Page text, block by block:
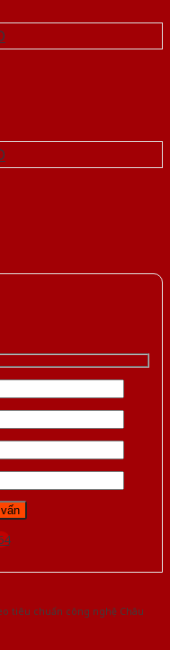
tiêu chuẩn công nghệ Châu
đầu tại Việt Nam!